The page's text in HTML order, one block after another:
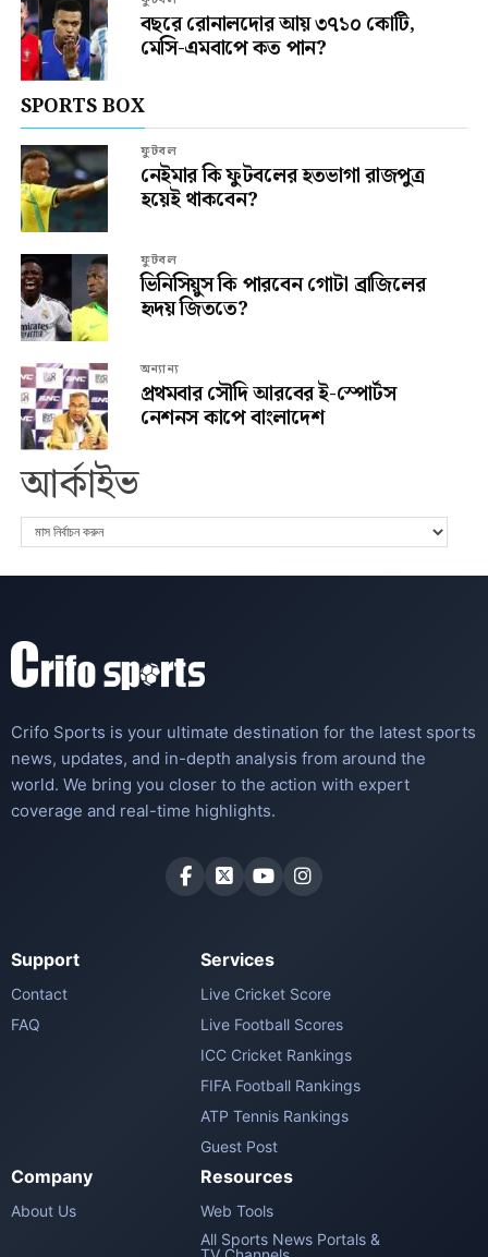
বছরে রোনালদোর আয় ৩৭১০ কোটি,
মেসি-এমবাপে কত পান?
SPORTS BOX
ফুটবল
নেইমার কি ফুটবলের হতভাগা রাজপুত্র
হয়েই থাকবেন?
ফুটবল
ভিনিসিয়ুস কি পারবেন গোটা ব্রাজিলের
হৃদয় জিততে?
অন্যান্য
প্রথমবার সৌদি আরবের ই-স্পোর্টস
নেশনস কাপে বাংলাদেশ
আর্কাইভ
Crifo Sports is your ultimate destination for the latest sports
news, updates, and in-depth analysis from around the
world. We bring you closer to the action with expert
coverage and real-time highlights.
Support
Contact
FAQ
Services
Live Cricket Score
Live Football Scores
ICC Cricket Rankings
FIFA Football Rankings
ATP Tennis Rankings
Guest Post
Company
About Us
Resources
Web Tools
All Sports News Portals &